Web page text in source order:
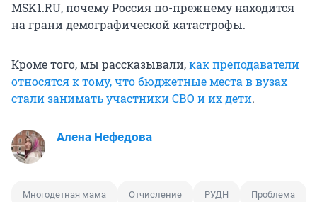
MSK1.RU, почему Россия по-прежнему находится
на грани демографической катастрофы.
Кроме того, мы рассказывали,как преподаватели
относятся к тому, что бюджетные места в вузах
стали занимать участники СВО и их дети.
Алена Нефедова
Многодетная мама Отчисление РУДН Проблема